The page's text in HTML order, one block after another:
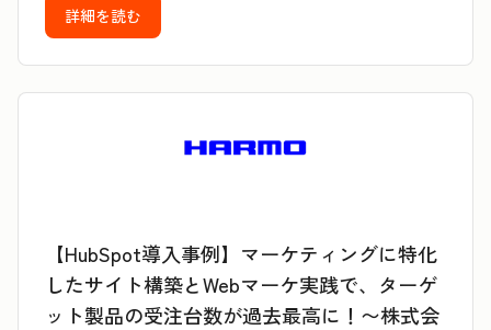
詳細を読む
【HubSpot導入事例】マーケティングに特化
したサイト構築とWebマーケ実践で、ターゲ
ット製品の受注台数が過去最高に！〜株式会